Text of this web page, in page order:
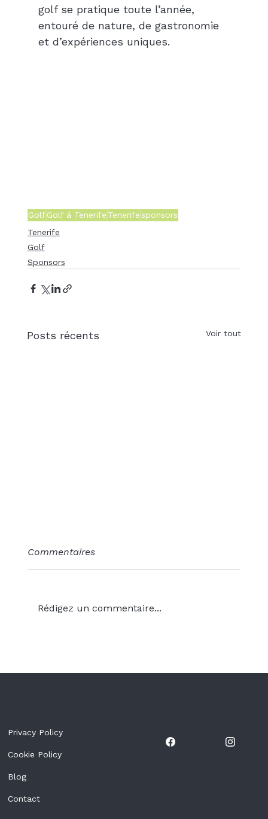
golf se pratique toute l’année,
entouré de nature, de gastronomie
et d’expériences uniques.
Golf Golf á Tenerife Tenerifesponsors
Tenerife
Golf
Sponsors
Posts récents Voir tout
Commentaires
Rédigez un commentaire...
Privacy Policy
Cookie Policy
Blog
Contact